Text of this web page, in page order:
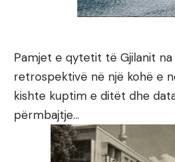
Pamjet e qytetit të Gjilanit
retrospektivë në një kohë e
kishte kuptim e ditët dhe
përmbajtje…